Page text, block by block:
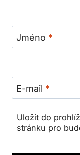
Jméno *
E-mail *
Uložit do
stránku pro